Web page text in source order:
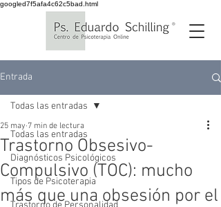
googled7f5afa4c62c5bad.html
Entrada
Todas las entradas
Diagnósticos Psicológicos
Tipos de Psicoterapia
Todas las entradas
Trastorno Obsesivo-
Compulsivo (TOC): mucho
más que una obsesión por el
25 may 7 min de lectura